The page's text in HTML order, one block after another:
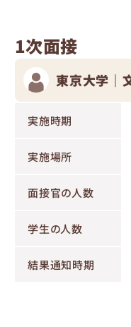
1次面接
東京大学｜
実施時期
実施場所
面接官の人数
学生の人数
結果通知時期